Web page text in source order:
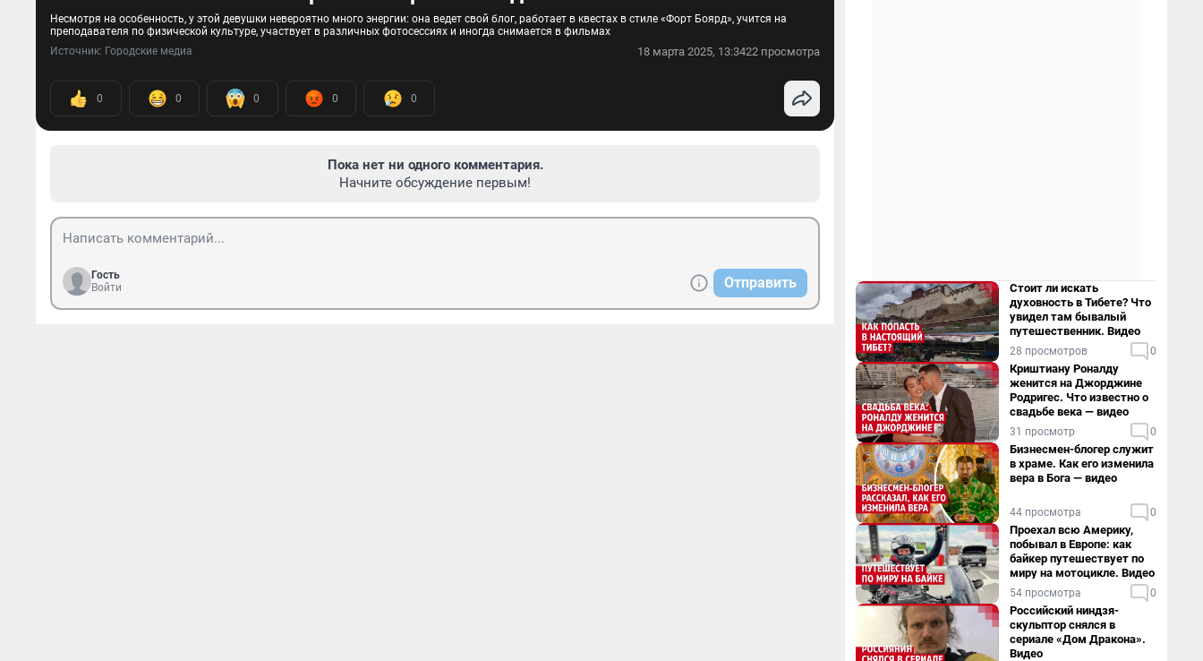
Несмотря на особенность, у этой девушки невероятно много энергии: она ведет свой блог, работает в квестах в стиле «Форт Боярд», учится на
преподавателя по физической культуре, участвует в различных фотосессиях и иногда снимается в фильмах
Источник: Городские медиа 18 марта 2025, 13:3422 просмотра
0 0 0 0 0
Пока нет ни одного комментария.
Начните обсуждение первым!
Гость
Войти
Отправить
Стоит ли искать
духовность в Тибете? Что
увидел там бывалый
путешественник. Видео
28 просмотров 0
Криштиану Роналду
женится на Джорджине
Родригес. Что известно о
свадьбе века — видео
31 просмотр 0
Бизнесмен-блогер служит
в храме. Как его изменила
вера в Бога — видео
44 просмотра 0
Проехал всю Америку,
побывал в Европе: как
байкер путешествует по
миру на мотоцикле. Видео
54 просмотра 0
Российский ниндзя-
скульптор снялся в
сериале «Дом Дракона».
Видео